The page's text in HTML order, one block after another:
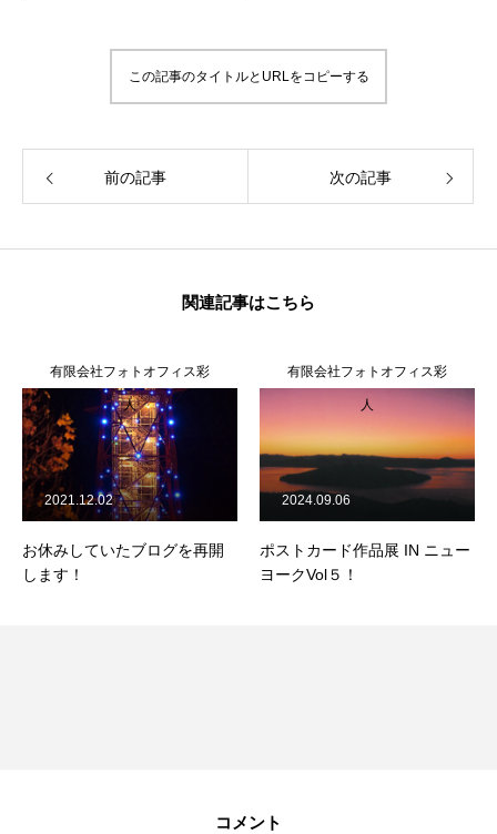
この記事のタイトルとURLをコピーする
前の記事 次の記事
関連記事はこちら
有限会社フォトオフィス彩
人
お休みしていたブログを再開
します！
2021.12.02
有限会社フォトオフィス彩
人
ポストカード作品展 IN ニュー
ヨークVol５！
2024.09.06
コメント